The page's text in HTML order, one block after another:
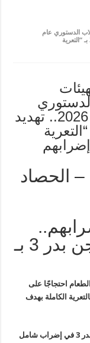
الدستوري عام
2019.. الخميس 2 يوليو 2026.. تهديد المعتقلين في سجن بدر 3 بـ “التعرية
عام 2019.. الخميس 2 يوليو 2026.. تهديد
في سجن بدر 3 بـ “التعرية
– الحصاد
تهديد المعتقلين في سجن بدر 3 بـ
احتجاجًا على
الكاملة بهدف
إلى سجن بدر 3 في إضراب شامل